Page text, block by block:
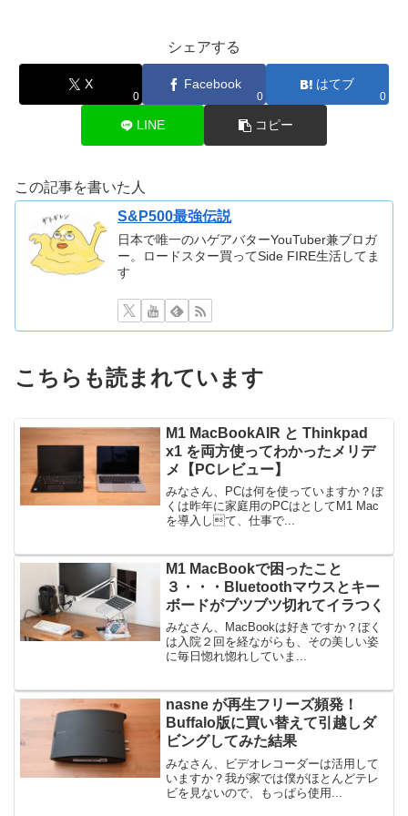
シェアする
X
0
Facebook
0
はてブ
0
LINE コピー
この記事を書いた人
S&P500最強伝説
日本で唯一のハゲアバターYouTuber兼ブロガ
ー。ロードスター買ってSide FIRE生活してま
す
こちらも読まれています
M1 MacBookAIR と Thinkpad
x1 を両方使ってわかったメリデ
メ【PCレビュー】
みなさん、PCは何を使っていますか？ぼ
くは昨年に家庭用のPCはとしてM1 Mac
を導入して、仕事で...
M1 MacBookで困ったこと
３・・・Bluetoothマウスとキー
ボードがブツブツ切れてイラつく
みなさん、MacBookは好きですか？ぼく
は入院２回を経ながらも、その美しい姿
に毎日惚れ惚れしていま...
nasne が再生フリーズ頻発！
Buffalo版に買い替えて引越しダ
ビングしてみた結果
みなさん、ビデオレコーダーは活用して
いますか？我が家では僕がほとんどテレ
ビを見ないので、もっぱら使用...